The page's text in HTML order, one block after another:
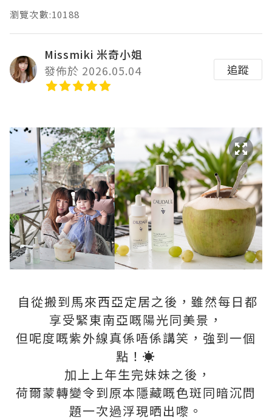
瀏覽次數:10188
Missmiki 米奇小姐
發佈於 2026.05.04
追蹤
自從搬到馬來西亞定居之後，雖然每日都
享受緊東南亞嘅陽光同美景，
但呢度嘅紫外線真係唔係講笑，強到一個
點！☀️
加上上年生完妹妹之後，
荷爾蒙轉變令到原本隱藏嘅色斑同暗沉問
題一次過浮現晒出嚟。